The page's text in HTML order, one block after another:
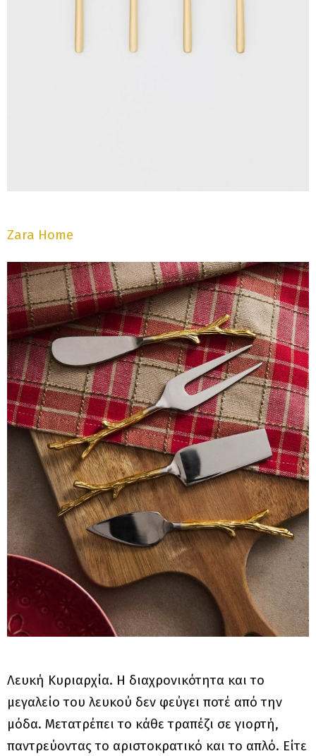
Zara Home
Λευκή Κυριαρχία. Η διαχρονικότητα και το
μεγαλείο του λευκού δεν φεύγει ποτέ από την
μόδα. Μετατρέπει το κάθε τραπέζι σε γιορτή,
παντρεύοντας το αριστοκρατικό και το απλό. Είτε